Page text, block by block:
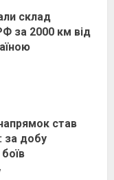
склад
за 2000 км від
став
за добу